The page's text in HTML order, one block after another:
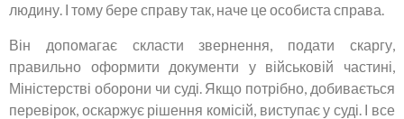
людину. І тому бере справу так, наче це особиста справа.
Він допомагає скласти звернення, подати скаргу,
правильно оформити документи у військовій частині,
Міністерстві оборони чи суді. Якщо потрібно, добивається
перевірок, оскаржує рішення комісій, виступає у суді. І все